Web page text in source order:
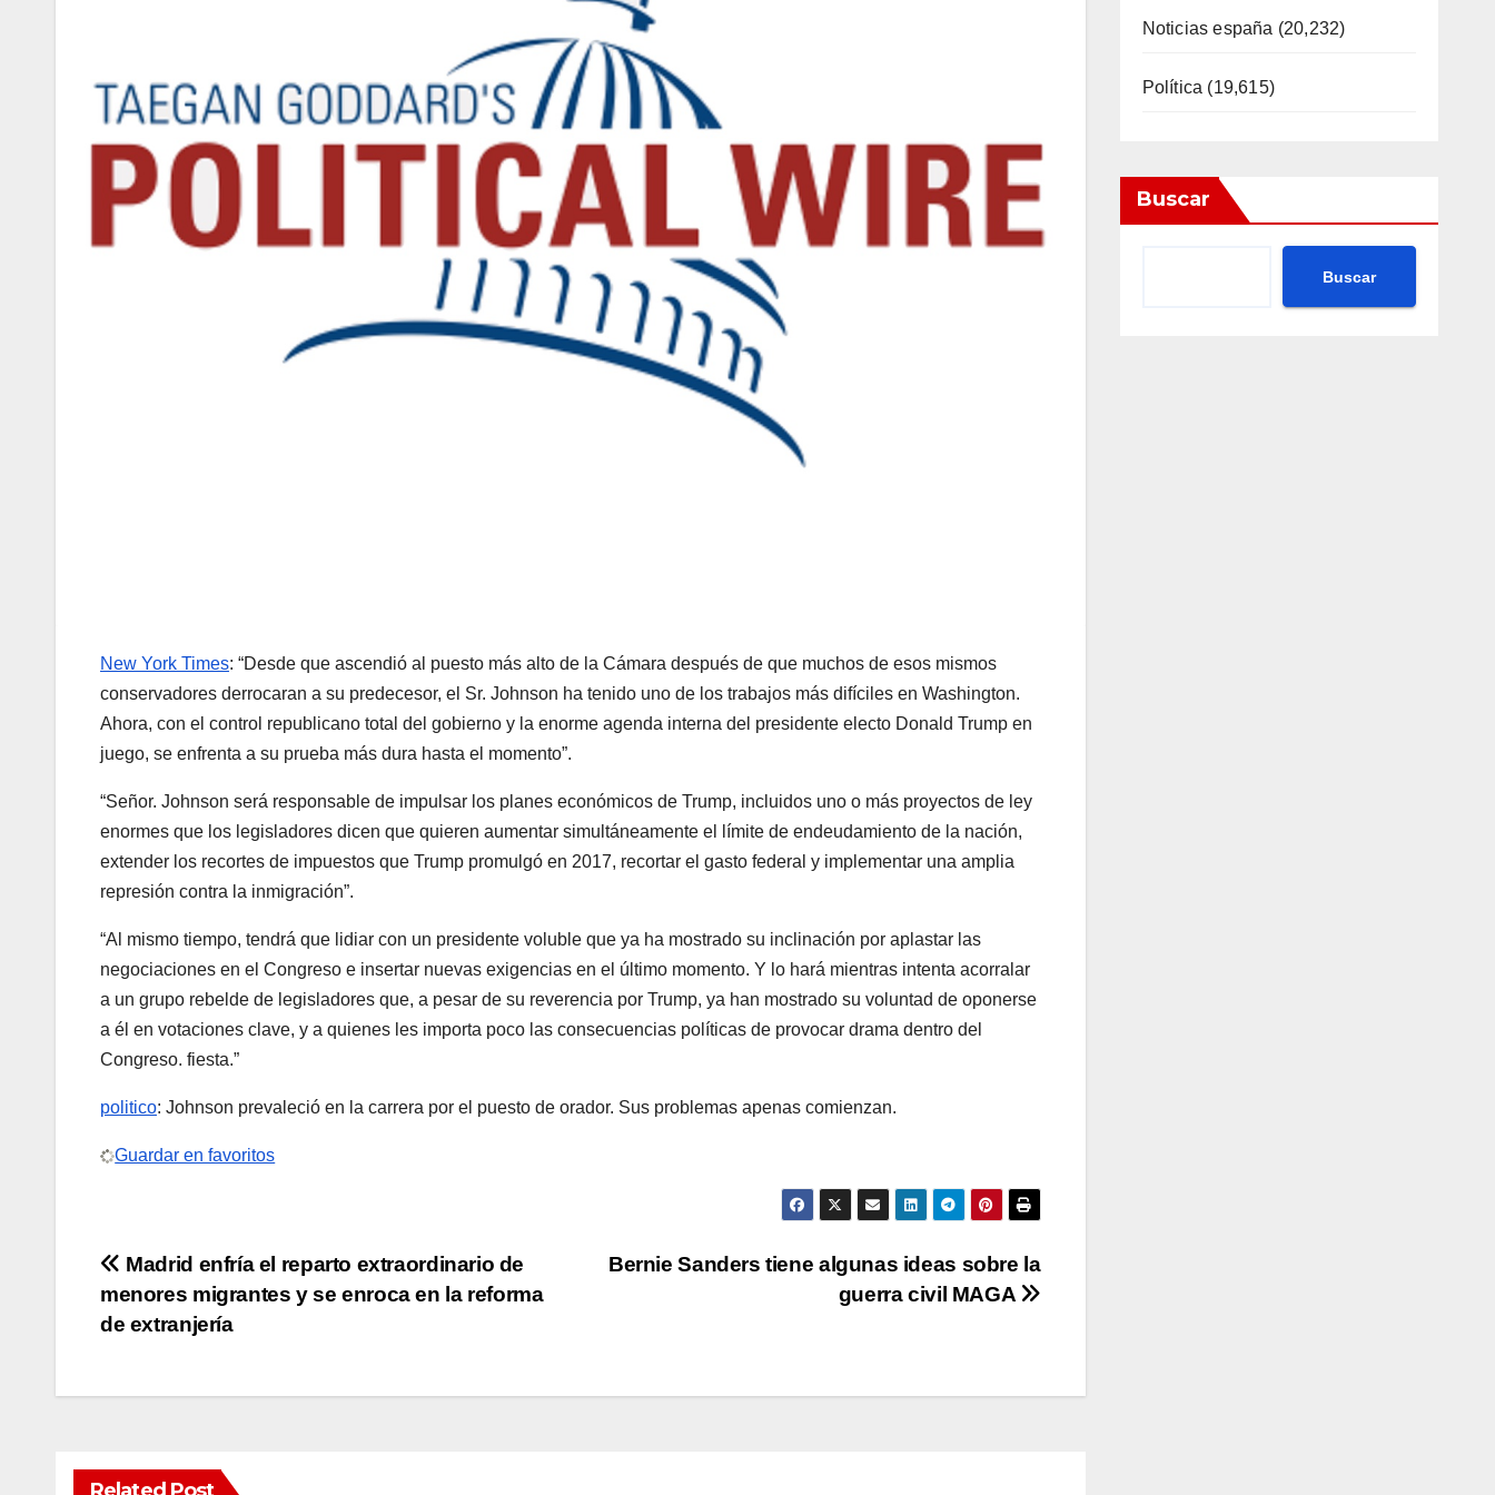
New York Times: “Desde que ascendió al puesto más alto de la Cámara después de que muchos de esos mismos
conservadores derrocaran a su predecesor, el Sr. Johnson ha tenido uno de los trabajos más difíciles en Washington.
Ahora, con el control republicano total del gobierno y la enorme agenda interna del presidente electo Donald Trump en
juego, se enfrenta a su prueba más dura hasta el momento”.
“Señor. Johnson será responsable de impulsar los planes económicos de Trump, incluidos uno o más proyectos de ley
enormes que los legisladores dicen que quieren aumentar simultáneamente el límite de endeudamiento de la nación,
extender los recortes de impuestos que Trump promulgó en 2017, recortar el gasto federal y implementar una amplia
represión contra la inmigración”.
“Al mismo tiempo, tendrá que lidiar con un presidente voluble que ya ha mostrado su inclinación por aplastar las
negociaciones en el Congreso e insertar nuevas exigencias en el último momento. Y lo hará mientras intenta acorralar
a un grupo rebelde de legisladores que, a pesar de su reverencia por Trump, ya han mostrado su voluntad de oponerse
a él en votaciones clave, y a quienes les importa poco las consecuencias políticas de provocar drama dentro del
Congreso. fiesta.”
politico: Johnson prevaleció en la carrera por el puesto de orador. Sus problemas apenas comienzan.
Guardar en favoritos
Post
navigation
Bernie Sanders tiene algunas ideas sobre la
guerra civil MAGA
Madrid enfría el reparto extraordinario de
menores migrantes y se enroca en la reforma
de extranjería
Noticias españa (20,232)
Política (19,615)
Buscar
Buscar